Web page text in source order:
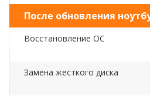
После обновления
Восстановление ОС
Замена жесткого диска